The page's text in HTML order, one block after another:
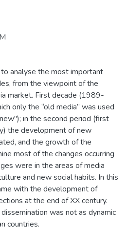
analyse the most important
from the viewpoint of the
market. First decade (1989-
only the “old media” was used
in the second period (first
the development of new
and the growth of the
most of the changes occurring
were in the areas of media
and new social habits. In this
with the development of
at the end of XX century.
was not as dynamic
countries.